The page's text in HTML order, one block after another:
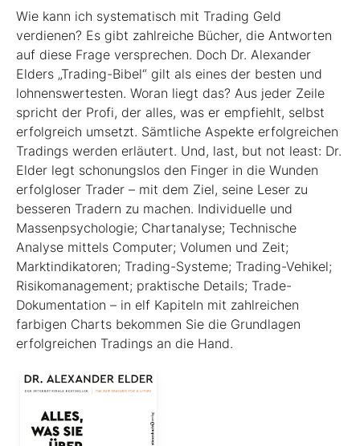
Wie kann ich systematisch mit Trading Geld
verdienen? Es gibt zahlreiche Bücher, die Antworten
auf diese Frage versprechen. Doch Dr. Alexander
Elders „Trading-Bibel“ gilt als eines der besten und
lohnenswertesten. Woran liegt das? Aus jeder Zeile
spricht der Profi, der alles, was er empfiehlt, selbst
erfolgreich umsetzt. Sämtliche Aspekte erfolgreichen
Tradings werden erläutert. Und, last, but not least: Dr.
Elder legt schonungslos den Finger in die Wunden
erfolgloser Trader – mit dem Ziel, seine Leser zu
besseren Tradern zu machen. Individuelle und
Massenpsychologie; Chartanalyse; Technische
Analyse mittels Computer; Volumen und Zeit;
Marktindikatoren; Trading-Systeme; Trading-Vehikel;
Risikomanagement; praktische Details; Trade-
Dokumentation – in elf Kapiteln mit zahlreichen
farbigen Charts bekommen Sie die Grundlagen
erfolgreichen Tradings an die Hand.